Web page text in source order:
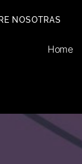
NOSOTRAS
Home